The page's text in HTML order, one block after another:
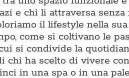
e chi li attraversa
il lifestyle nella
come si coltivano le
si condivide la
chi ha scelto di vivere
in una spa o in una